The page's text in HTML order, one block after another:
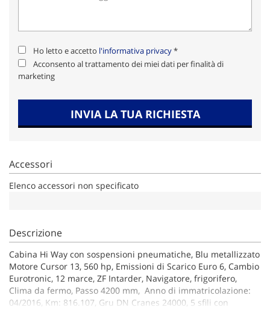
Ho letto e accetto l'informativa privacy*
Acconsento al trattamento dei miei dati per finalità di
marketing
INVIA LA TUA RICHIESTA
Accessori
Elenco accessori non specificato
Descrizione
Cabina Hi Way con sospensioni pneumatiche, Blu metallizzato
Motore Cursor 13, 560 hp, Emissioni di Scarico Euro 6, Cambio
Eurotronic, 12 marce, ZF Intarder, Navigatore, frigorifero,
Clima da fermo, Passo 4200 mm, Anno di immatricolazione:
04/2016, Km: 816.107, Gru DN Cranes 24000, 5 sfili con